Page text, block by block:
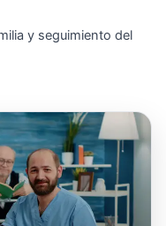
y seguimiento del